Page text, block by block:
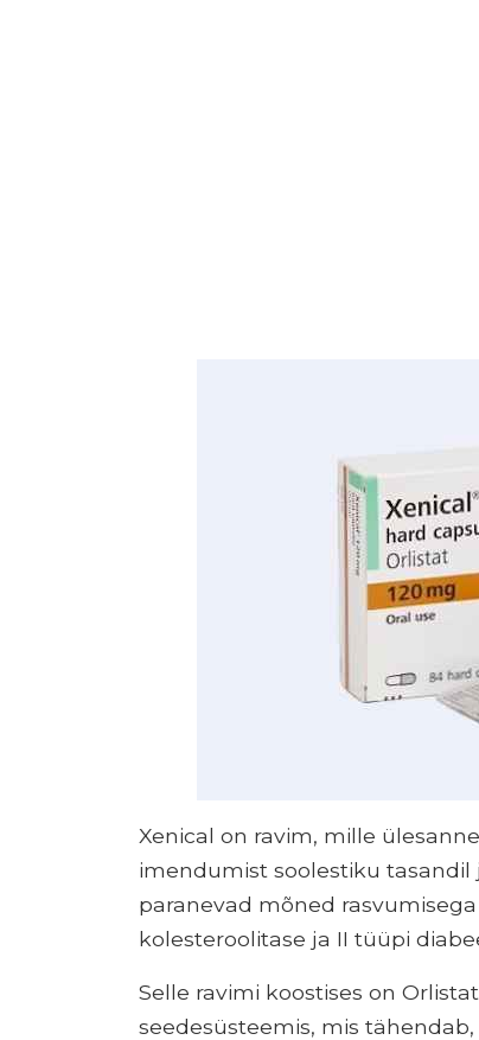
Xenical on ravim, mille
imendumist soolestiku tasandil
paranevad mõned
kolesteroolitase ja II tüüpi
Selle ravimi koostises on
seedesüsteemis, mis